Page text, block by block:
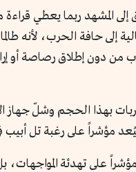
إلى المشهد ربما يعطي
إلى حافة الحرب،
من دون إطلاق رصاصة أو
بهذا الحجم وشلّ جهاز
مؤشراً على رغبة تل أبيب
على تهدئة